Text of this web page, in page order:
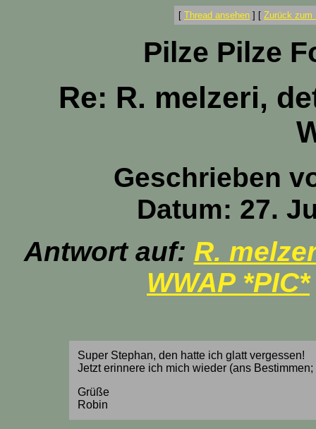
[ Thread ansehen ] [ Zurück zum
Pilze Pilze
Re: R. melzeri,
Geschrieben
Datum: 27.
Antwort auf: R.
WWAP *PIC*
Super Stephan, den hatte ich glatt vergessen!
Jetzt erinnere ich mich wieder (ans
Grüße
Robin